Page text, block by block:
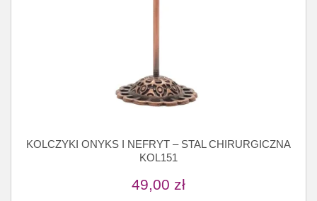
KOLCZYKI ONYKS I NEFRYT – STAL CHIRURGICZNA
KOL151
49,00 zł